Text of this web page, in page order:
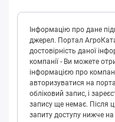
Інформацію про дане
джерел. Портал
достовірність даної
компанії - Ви можете
інформацією про
авторизуватися на
обліковий запис, і
запису ще немає. Після
запиту доступу нижче на